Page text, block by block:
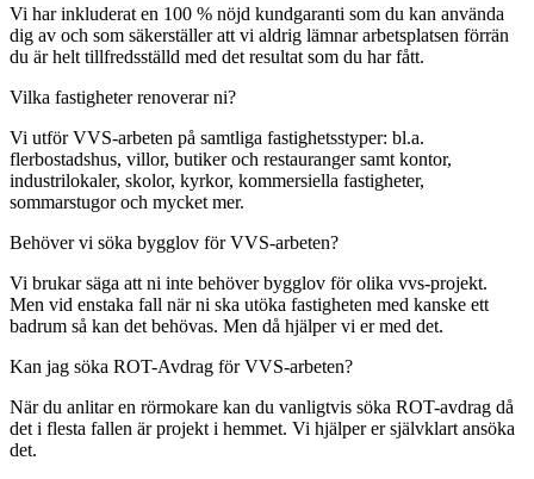
Vi har inkluderat en 100 % nöjd kundgaranti som du kan använda
dig av och som säkerställer att vi aldrig lämnar arbetsplatsen förrän
du är helt tillfredsställd med det resultat som du har fått.
Vilka fastigheter renoverar ni?
Vi utför VVS-arbeten på samtliga fastighetsstyper: bl.a.
flerbostadshus, villor, butiker och restauranger samt kontor,
industrilokaler, skolor, kyrkor, kommersiella fastigheter,
sommarstugor och mycket mer.
Behöver vi söka bygglov för VVS-arbeten?
Vi brukar säga att ni inte behöver bygglov för olika vvs-projekt.
Men vid enstaka fall när ni ska utöka fastigheten med kanske ett
badrum så kan det behövas. Men då hjälper vi er med det.
Kan jag söka ROT-Avdrag för VVS-arbeten?
När du anlitar en rörmokare kan du vanligtvis söka ROT-avdrag då
det i flesta fallen är projekt i hemmet. Vi hjälper er självklart ansöka
det.